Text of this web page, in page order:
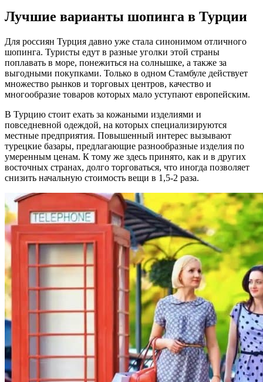
Лучшие варианты шопинга в Турции
Для россиян Турция давно уже стала синонимом отличного
шопинга. Туристы едут в разные уголки этой страны
поплавать в море, понежиться на солнышке, а также за
выгодными покупками. Только в одном Стамбуле действует
множество рынков и торговых центров, качество и
многообразие товаров которых мало уступают европейским.
В Турцию стоит ехать за кожаными изделиями и
повседневной одеждой, на которых специализируются
местные предприятия. Повышенный интерес вызывают
турецкие базары, предлагающие разнообразные изделия по
умеренным ценам. К тому же здесь принято, как и в других
восточных странах, долго торговаться, что иногда позволяет
снизить начальную стоимость вещи в 1,5-2 раза.